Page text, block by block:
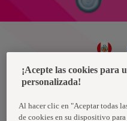
Política de
¡Acepte las cookies para
personalizada!
Al hacer clic en "Aceptar todas
de cookies en su dispositivo